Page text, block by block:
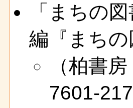
「まちの
編『まち
（柏書
7601-